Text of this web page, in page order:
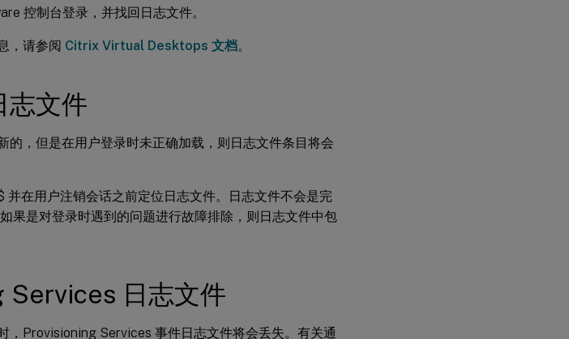
控制台登录，并找回日志文件。
，请参阅 Citrix Virtual Desktops 文档。
志文件
的，但是在用户登录时未正确加载，则日志文件条目将会
在用户注销会话之前定位日志文件。日志文件不会是完
果是对登录时遇到的问题进行故障排除，则日志文件中包
Services 日志文件
，Provisioning Services 事件日志文件将会丢失。有关通